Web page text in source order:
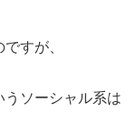
すが、
ソーシャル系は